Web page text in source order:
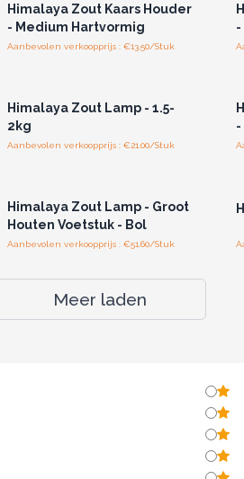
Himalaya Zout Kaars Houder
- Medium Hartvormig
Aanbevolen verkoopprijs : €13.50/Stuk
-
Himalaya Zout Lamp - 1.5-
2kg
Aanbevolen verkoopprijs : €21.00/Stuk
-
Himalaya Zout Lamp - Groot
Houten Voetstuk - Bol
Aanbevolen verkoopprijs : €51.60/Stuk
Meer laden